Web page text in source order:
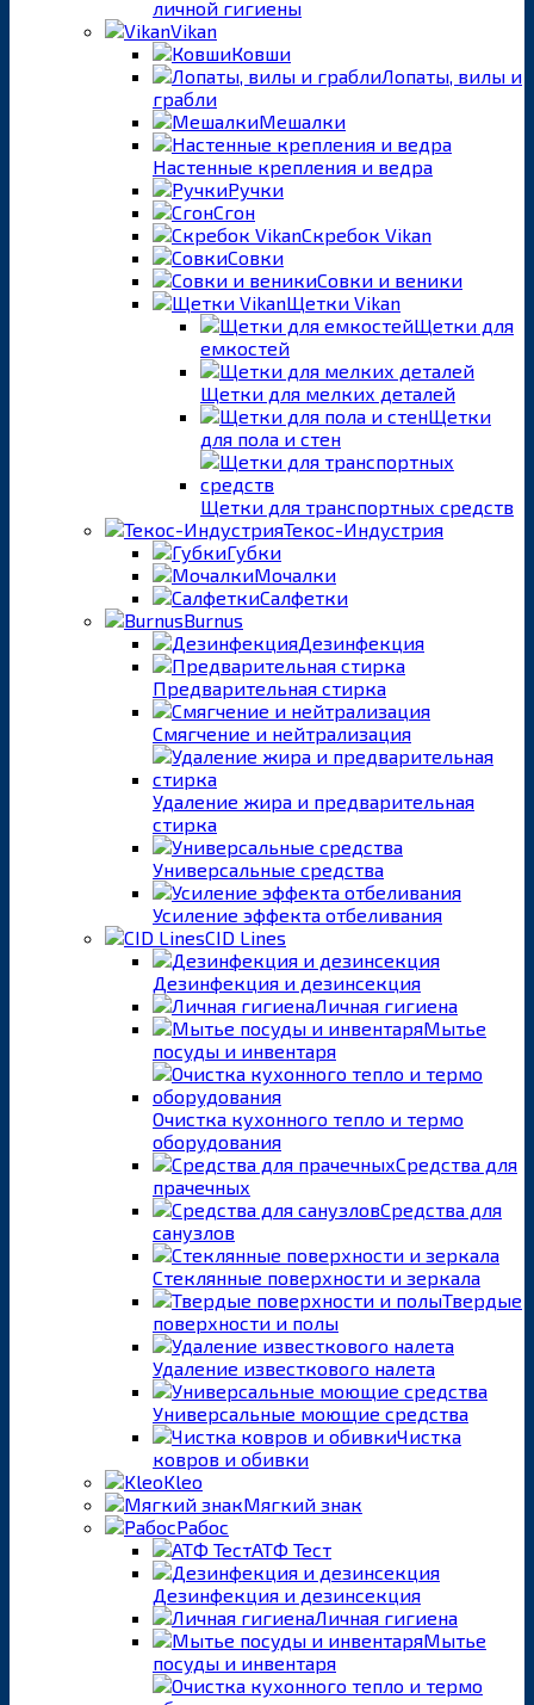
личной гигиены
Vikan
Ковши
Лопаты, вилы и
грабли
Мешалки
Настенные крепления и ведра
Ручки
Сгон
Скребок Vikan
Совки
Совки и веники
Щетки Vikan
Щетки для
емкостей
Щетки для мелких деталей
Щетки
для пола и стен
Щетки для транспортных средств
Текос-Индустрия
Губки
Мочалки
Салфетки
Burnus
Дезинфекция
Предварительная стирка
Смягчение и нейтрализация
Удаление жира и предварительная
стирка
Универсальные средства
Усиление эффекта отбеливания
CID Lines
Дезинфекция и дезинсекция
Личная гигиена
Мытье
посуды и инвентаря
Очистка кухонного тепло и термо
оборудования
Средства для
прачечных
Средства для
санузлов
Стеклянные поверхности и зеркала
Твердые
поверхности и полы
Удаление известкового налета
Универсальные моющие средства
Чистка
ковров и обивки
Kleo
Мягкий знак
Рабос
АТФ Тест
Дезинфекция и дезинсекция
Личная гигиена
Мытье
посуды и инвентаря